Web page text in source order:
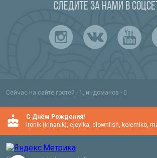
Следите за нами в
Сейчас на сайте гостей - 1, индоманов - 0
C Днём Рождения!
IronIk (irinanik), ejevika, clownfish, kolemiko,